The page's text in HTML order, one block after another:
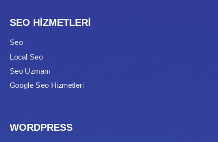
SEO HİZMETLERİ
Seo
Local Seo
Seo Uzmanı
Google Seo Hizmetleri
WORDPRESS